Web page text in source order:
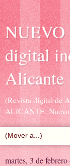
NUEVO
digital
Alicante
(Revista digital de
ALICANTE.
martes, 3 de